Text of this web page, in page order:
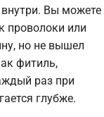
Вы можете
проволоки или
но не вышел
фитиль,
раз при
глубже.